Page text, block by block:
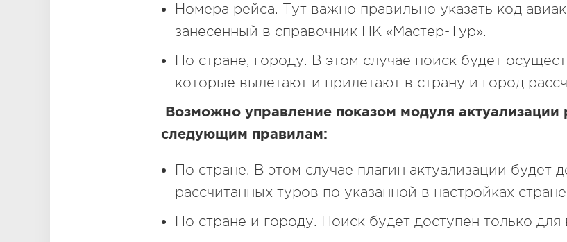
Номера рейса. Тут важно правильно указать код
занесенный в справочник ПК «Мастер-Тур».
По стране, городу. В этом случае поиск будет
которые вылетают и прилетают в страну и город
Возможно управление показом модуля актуализации
следующим правилам:
По стране. В этом случае плагин актуализации будет
рассчитанных туров по указанной в настройках
По стране и городу. Поиск будет доступен только